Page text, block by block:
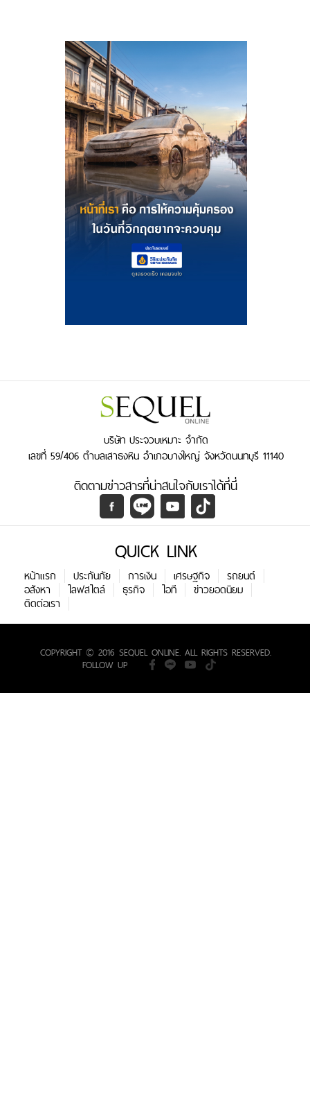
บริษัท ประจวบเหมาะ จำกัด
เลขที่ 59/406 ตำบลเสาธงหิน อำเภอบางใหญ่ จังหวัดนนทบุรี 11140
ติดตามข่าวสารที่น่าสนใจกับเราได้ที่นี่
QUICK LINK
หน้าแรก ประกันภัย การเงิน เศรษฐกิจ
รถยนต์
อสังหา
ไลฟสไตล์ ธุรกิจ ไอที
ข่าวยอดนิยม
ติดต่อเรา
COPYRIGHT © 2016 SEQUEL ONLINE. ALL RIGHTS RESERVED.
FOLLOW UP